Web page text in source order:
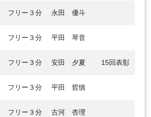
フリー３分 永田 優斗
フリー３分 平田 琴音
フリー３分 安田 夕夏 15回表彰
フリー３分 平田 哲慎
フリー３分 古河 杏理